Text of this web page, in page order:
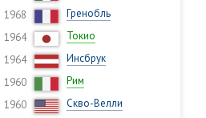
1968
Гренобль
1964
Токио
1964
Инсбрук
1960
Рим
1960
Скво-Велли